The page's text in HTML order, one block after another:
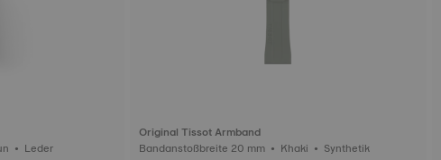
Bandanstoßbreite 20 mm • Braun • Leder
Original Tissot Armband
Bandanstoßbreite 20 mm • Khaki • Synthetik